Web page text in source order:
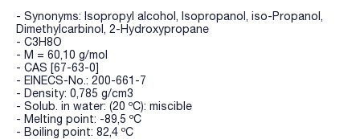
- Synonyms: Isopropyl alcohol, Isopropanol, iso-Propanol,
Dimethylcarbinol, 2-Hydroxypropane
- C3H8O
- M = 60,10 g/mol
- CAS [67-63-0]
- EINECS-No.: 200-661-7
- Density: 0,785 g/cm3
- Solub. in water: (20 ºC): miscible
- Melting point: -89,5 ºC
- Boiling point: 82,4 ºC